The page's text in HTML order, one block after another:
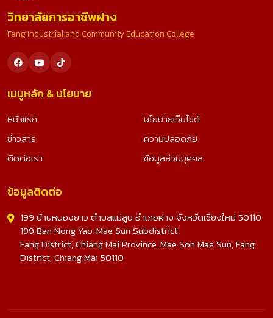
วิทยาลัยการอาชีพฝาง
Fang Industrial and Community Education College
เมนูหลัก & นโยบาย
หน้าแรก
ข่าวสาร
ติดต่อเรา
นโยบายเว็บไซต์
ความปลอดภัย
ข้อมูลส่วนบุคคล
ข้อมูลติดต่อ
199 บ้านหนองยาว ตำบลแม่สูน อำเภอฝาง จังหวัดเชียงใหม่ 50110
199 Ban Nong Yao, Mae Sun Subdistrict,
Fang District, Chiang Mai Province, Mae Son Mae Sun, Fang
District, Chiang Mai 50110